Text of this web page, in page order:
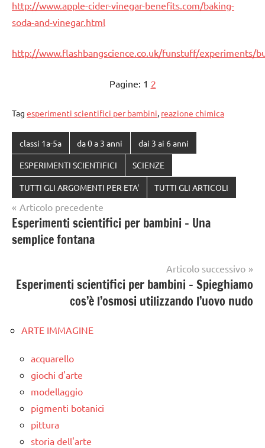
http://www.apple-cider-vinegar-benefits.com/baking-
soda-and-vinegar.html
http://www.flashbangscience.co.uk/funstuff/experiments/
Pagine: 1 2
Tag esperimenti scientifici per bambini, reazione chimica
classi 1a-5a da 0 a 3 anni dai 3 ai 6 anni
ESPERIMENTI SCIENTIFICI SCIENZE
TUTTI GLI ARGOMENTI PER ETA' TUTTI GLI ARTICOLI
Navigazione
articoli
Articolo precedente
Esperimenti scientifici per bambini – Una
semplice fontana
Articolo successivo
Esperimenti scientifici per bambini – Spieghiamo
cos’è l’osmosi utilizzando l’uovo nudo
ARTE IMMAGINE
acquarello
giochi d'arte
modellaggio
pigmenti botanici
pittura
storia dell'arte